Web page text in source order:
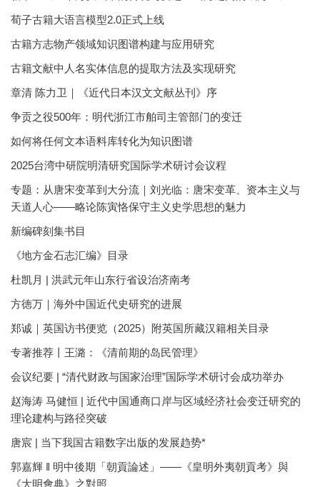
荀子古籍大语言模型2.0正式上线
古籍方志物产领域知识图谱构建与应用研究
古籍文献中人名实体信息的提取方法及实现研究
章清 陈力卫｜《近代日本汉文文献丛刊》序
争贡之役500年：明代浙江市舶司主管部门的变迁
如何将任何文本语料库转化为知识图谱
2025台湾中研院明清研究国际学术研讨会议程
专题：从唐宋变革到大分流｜刘光临：唐宋变革、资本主义与
天道人心——略论陈寅恪保守主义史学思想的魅力
新编碑刻集书目
《地方金石志汇编》目录
杜凯月 | 洪武元年山东行省设治济南考
方徳万｜海外中国近代史研究的进展
郑诚｜英国访书便览（2025）附英国所藏汉籍相关目录
专著推荐丨王潞：《清前期的岛民管理》
会议纪要 | “清代财政与国家治理”国际学术研讨会成功举办
赵海涛 马健恒 | 近代中国通商口岸与区域经济社会变迁研究的
理论建构与路径突破
唐宸 | 当下我国古籍数字出版的发展趋势*
郭嘉輝 ‖ 明中後期「朝貢論述」——《皇明外夷朝貢考》與
《大明會典》之對照